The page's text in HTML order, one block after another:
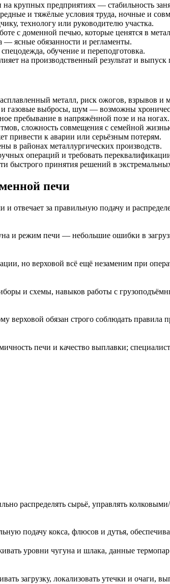
крупных предприятиях — стабильность
и тяжёлые условия труда, ночные и
технологу или руководителю участка.
с доменной печью, которые ценятся в
— ясные обязанности и регламенты.
обучение и переподготовка.
на производственный результат и
металл, риск ожогов, взрывов и
газовые выбросы, шум — возможны
пребывание в напряжённой позе и на ногах.
сложность совмещения с семейной
привести к аварии или серьёзным потерям.
в районах металлургических производств.
операций и требовать
быстрого принятия решений в
печи
отвечает за правильную подачу и
и режим печи — небольшие ошибки в
но верховой всё ещё незаменим при
и схемы, навыков работы с
обязан строго соблюдать
печи и качество выплавки;
распределять сырьё, управлять
подачу кокса, флюсов и дутья,
уровни чугуна и шлака, данные
загрузку, локализовать утечки и очаги,